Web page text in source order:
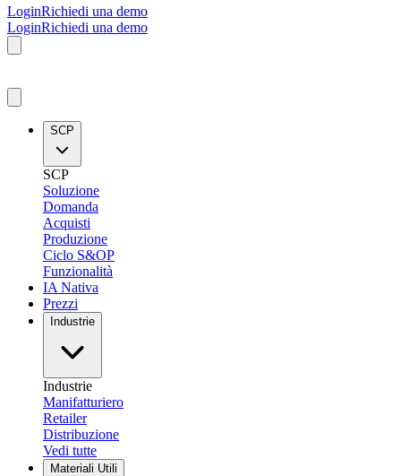
LoginRichiedi una demo
LoginRichiedi una demo
SCP
SCP
Soluzione
Domanda
Acquisti
Produzione
Ciclo S&OP
Funzionalità
IA Nativa
Prezzi
Industrie
Industrie
Manifatturiero
Retailer
Distribuzione
Vedi tutte
Materiali Utili